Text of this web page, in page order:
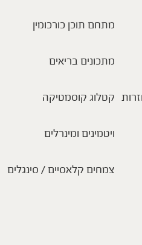
מתחם תוכן כורכומין
מתכונים בריאים
קטלוג קוסמטיקה
ויטמינים ומינרלים
צמחים קלאסיים / סינגלים